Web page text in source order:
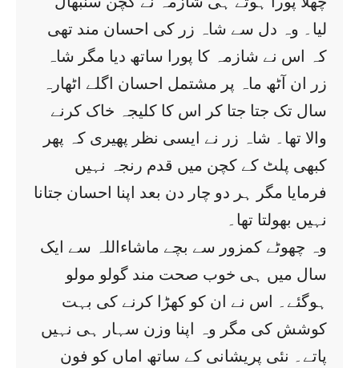
لیا۔ وہ دل سے شاہ زر کی احسان مند تھی
کہ اس نے شازمہ کا پورا ساتھ دیا مگر شاہ
زر ان آٹھ ماہ پر مشتمل احسان اگلے اٹھارہ
سال تک جتا جتا کر اس کا کلیجہ خاک کرنے
والا تھا۔ شاہ زر نے ایسی نظر پھیری کہ پھر
کبھی پلٹ کے کچن میں قدم رنجہ نہیں
فرمایا مگر ہر دو چار دن بعد اپنا احسان جتانا
نہیں بھولتا تھا۔
وہ چھوٹے کمزور سے بچے ماشاءاللہ سے ایک
سال میں ہی خوب صحت مند گولو مولو
ہوگئے۔ اس نے ان کو کھڑا کرنے کی بہت
کوشش کی مگر وہ اپنا وزن سہار ہی نہیں
پاتے۔ نئی پریشانی کے ساتھ اماں کو فون